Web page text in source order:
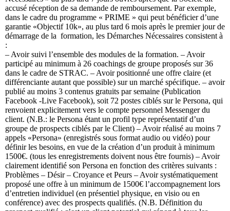
accusé réception de sa demande de remboursement. Par exemple,
dans le cadre du programme « PRIME » qui peut bénéficier d’une
garantie «Objectif 10k», au plus tard 6 mois après le premier jour de
démarrage de la formation, les Démarches Nécessaires consistent à
:
– Avoir suivi l’ensemble des modules de la formation. – Avoir
participé au minimum à 26 coachings de groupe proposés sur 36
dans le cadre de STRAC. – Avoir positionné une offre claire (et
différenciante autant que possible) sur un marché spécifique. – avoir
publié au moins 3 contenus gratuits par semaine (Publication
Facebook -Live Facebook), soit 72 postes ciblés sur le Persona, qui
renvoient explicitement vers le compte personnel Messenger du
client. (N.B.: le Persona étant un profil type représentatif d’un
groupe de prospects ciblés par le Client) – Avoir réalisé au moins 7
appels «Persona» (enregistrés sous format audio ou vidéo) pour
définir les besoins, en vue de la création d’un produit à minimum
1500€. (tous les enregistrements doivent nous être fournis) – Avoir
clairement identifié son Persona en fonction des critères suivants :
Problèmes – Désir – Croyance et Peurs – Avoir systématiquement
proposé une offre à un minimum de 1500€ l’accompagnement lors
d’entretien individuel (en présentiel physique, en visio ou en
conférence) avec des prospects qualifiés. (N.B. Définition du